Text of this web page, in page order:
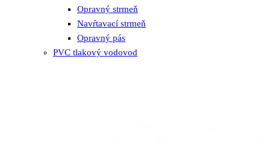
Opravný strmeň
Navŕtavací strmeň
Opravný pás
PVC tlakový vodovod